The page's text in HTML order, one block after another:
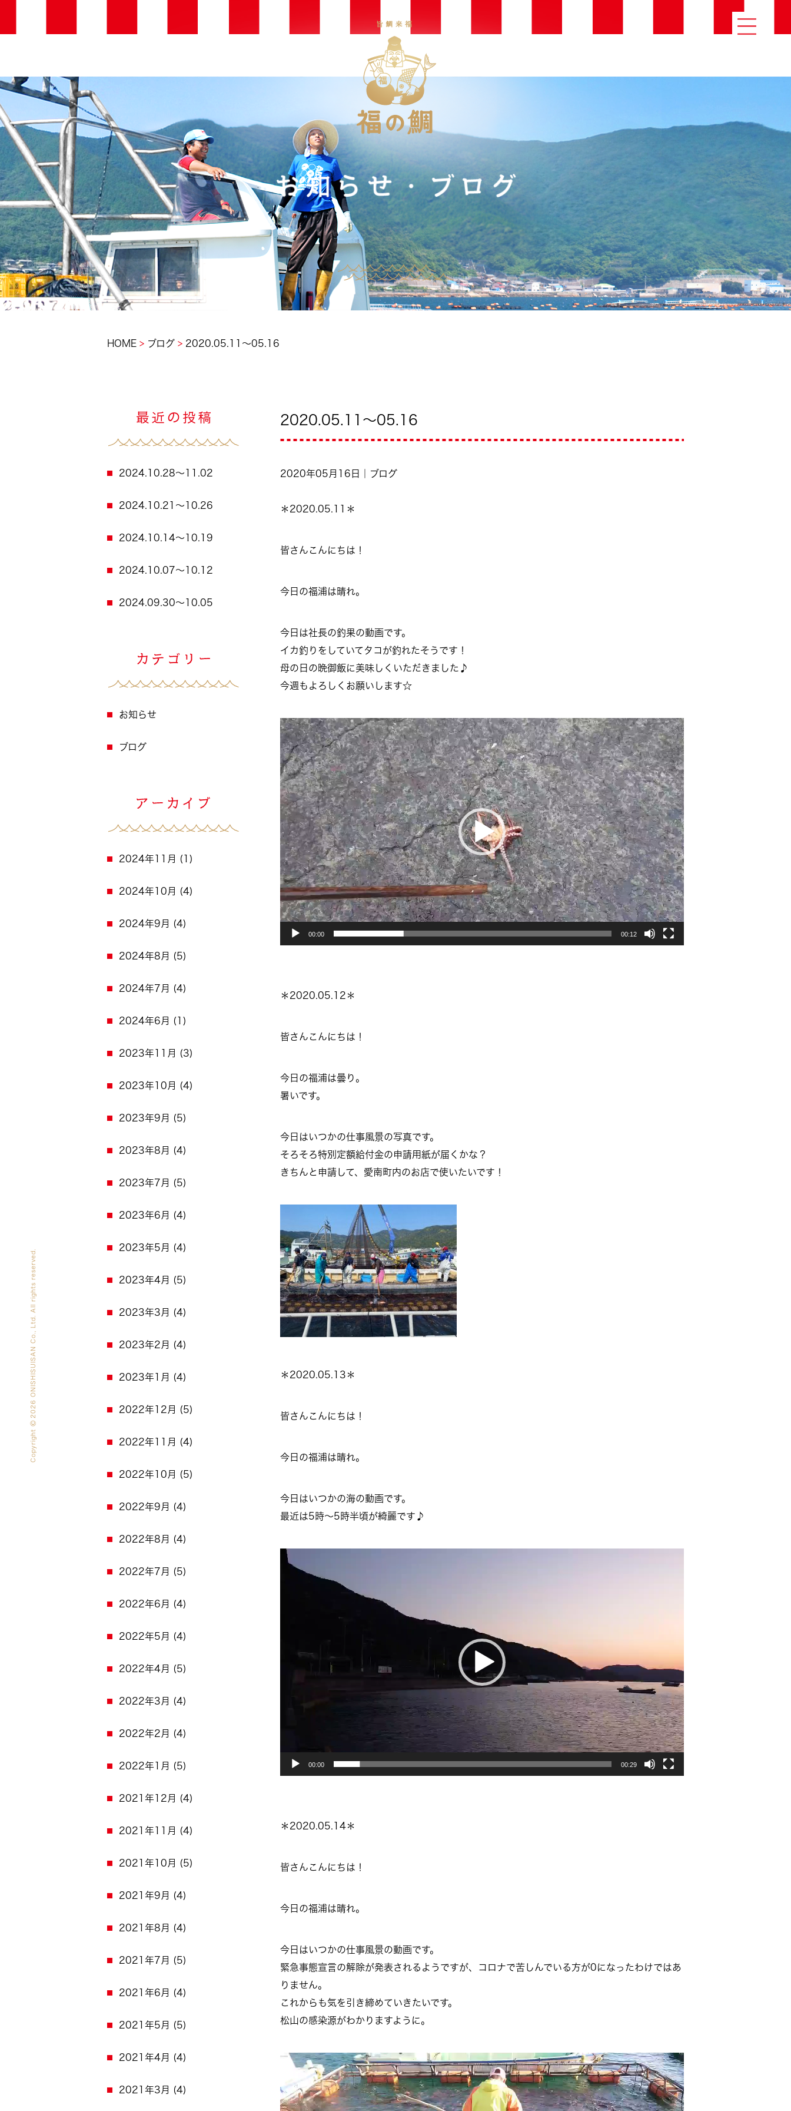
HOME > ブログ > 2020.05.11～05.16
2020.05.11～05.16
2020年05月16日｜ブログ
＊2020.05.11＊
皆さんこんにちは！
今日の福浦は晴れ。
今日は社長の釣果の動画です。
イカ釣りをしていてタコが釣れたそうです！
母の日の晩御飯に美味しくいただきました♪
今週もよろしくお願いします☆
動
画
プ
レ
ー
ヤ
ー
00:00 00:12
＊2020.05.12＊
皆さんこんにちは！
今日の福浦は曇り。
暑いです。
今日はいつかの仕事風景の写真です。
そろそろ特別定額給付金の申請用紙が届くかな？
きちんと申請して、愛南町内のお店で使いたいです！
＊2020.05.13＊
皆さんこんにちは！
今日の福浦は晴れ。
今日はいつかの海の動画です。
最近は5時～5時半頃が綺麗です♪
動
00:00 00:29
＊2020.05.14＊
皆さんこんにちは！
今日の福浦は晴れ。
今日はいつかの仕事風景の動画です。
緊急事態宣言の解除が発表されるようですが、コロナで苦しんでいる方が0になったわけではあ
りません。
これからも気を引き締めていきたいです。
松山の感染源がわかりますように。
プ
2024.10.28～11.02
2024.10.21～10.26
2024.10.14～10.19
2024.10.07～10.12
2024.09.30～10.05
お知らせ
ブログ
2024年11月 (1)
2024年10月 (4)
2024年9月 (4)
2024年8月 (5)
2024年7月 (4)
2024年6月 (1)
2023年11月 (3)
2023年10月 (4)
2023年9月 (5)
2023年8月 (4)
2023年7月 (5)
2023年6月 (4)
2023年5月 (4)
2023年4月 (5)
2023年3月 (4)
2023年2月 (4)
2023年1月 (4)
2022年12月 (5)
2022年11月 (4)
2022年10月 (5)
2022年9月 (4)
2022年8月 (4)
2022年7月 (5)
2022年6月 (4)
2022年5月 (4)
2022年4月 (5)
2022年3月 (4)
2022年2月 (4)
2022年1月 (5)
2021年12月 (4)
2021年11月 (4)
2021年10月 (5)
2021年9月 (4)
2021年8月 (4)
2021年7月 (5)
2021年6月 (4)
2021年5月 (5)
2021年4月 (4)
2021年3月 (4)
Copyright
2026 ONISHISUISAN Co., Ltd. All rights reserved.